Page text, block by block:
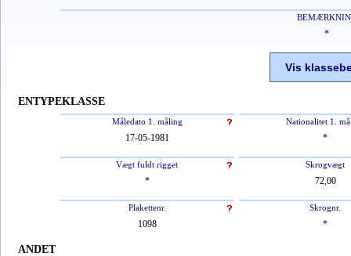
*
Vis
ENTYPEKLASSE
Måledato 1. måling Nationalitet 1.
17-05-1981 *
Vægt fuldt rigget Skrogvægt
* 72,00
Plakettenr. Skrognr.
1098 *
ANDET